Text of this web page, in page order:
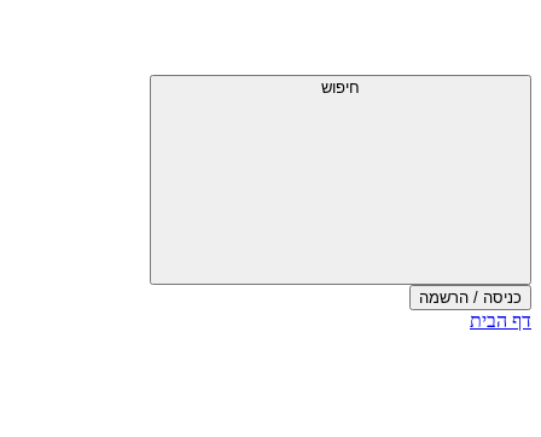
עליון
חיפוש
כניסה / הרשמה
סוף
דף הבית